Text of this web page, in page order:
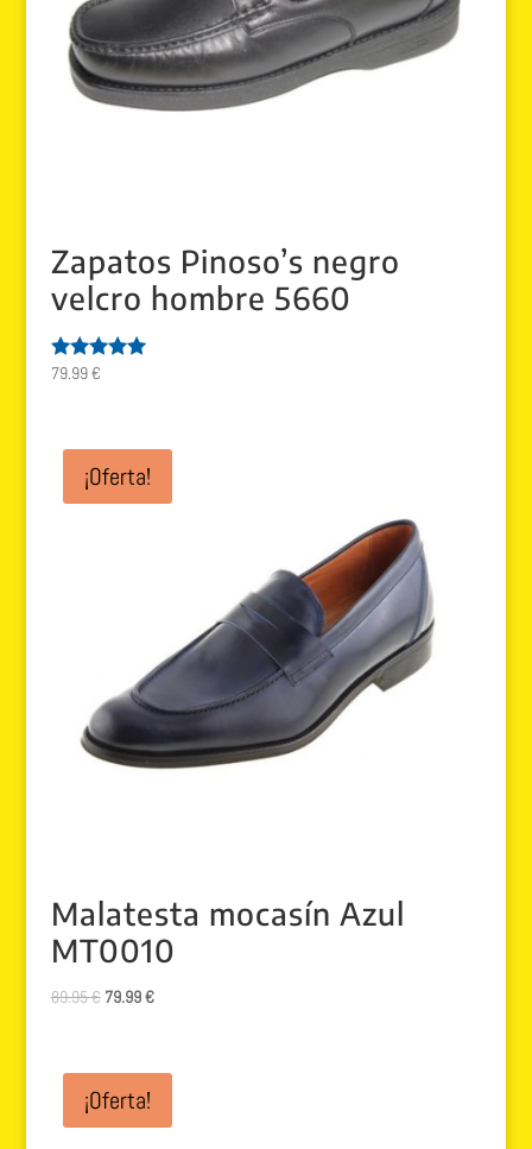
Zapatos Pinoso’s negro
velcro hombre 5660
Valorado
79.99€
¡Oferta!
Malatesta mocasín Azul
MT0010
89.95€ El
era:
89.95 €.
79.99€El
es:
¡Oferta!